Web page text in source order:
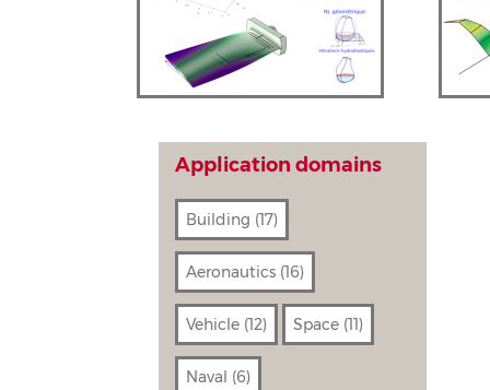
Application domains
Building (17)
Aeronautics (16)
Vehicle (12) Space (11)
Naval (6)